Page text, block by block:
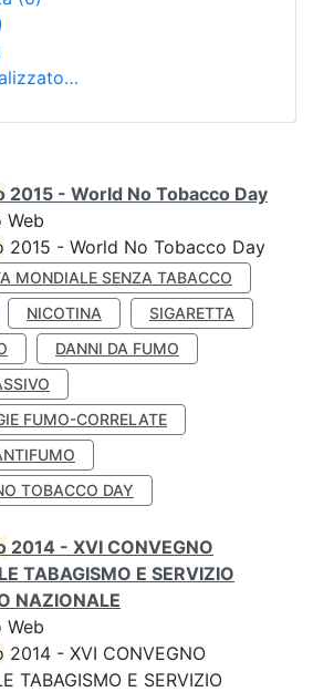
2015 - World No Tobacco Day
Web
2015 - World No Tobacco Day
MONDIALE SENZA TABACCO
NICOTINA
SIGARETTA
DANNI DA FUMO
FUMO-CORRELATE
TOBACCO DAY
2014 - XVI CONVEGNO
TABAGISMO E SERVIZIO
NAZIONALE
Web
2014 - XVI CONVEGNO
TABAGISMO E SERVIZIO